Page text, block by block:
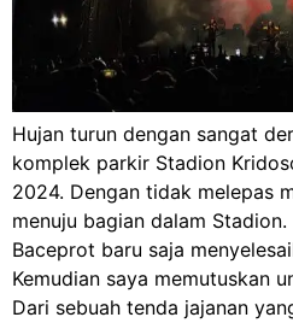
Hujan turun dengan sangat
komplek parkir Stadion
2024. Dengan tidak melepas
menuju bagian dalam
Baceprot baru saja
Kemudian saya memutuskan
Dari sebuah tenda jajanan